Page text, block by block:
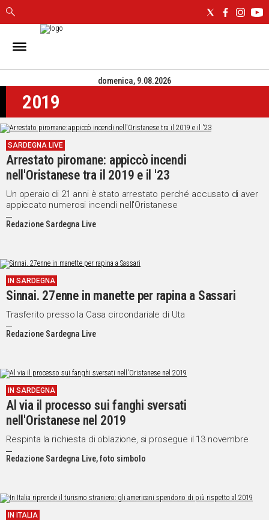
IN
CAGLIARI
SASSARI
NUORO
ORISTANO
SULCIS
GALLURA
OGLIASTRA
MEDIO
CAMPIDANO
POLITICA
IN
ITALIA
NEL
STORIE
VIDEO
Vai
domenica, 9.08.2026
2019
SARDEGNA LIVE
Arrestato piromane: appiccò incendi
nell'Oristanese tra il 2019 e il '23
Un operaio di 21 anni è stato arrestato perché accusato di aver
appiccato numerosi incendi nell'Oristanese
Redazione Sardegna Live
IN SARDEGNA
Sinnai. 27enne in manette per rapina a Sassari
Trasferito presso la Casa circondariale di Uta
Redazione Sardegna Live
IN SARDEGNA
Al via il processo sui fanghi sversati
nell'Oristanese nel 2019
Respinta la richiesta di oblazione, si prosegue il 13 novembre
Redazione Sardegna Live, foto simbolo
IN ITALIA